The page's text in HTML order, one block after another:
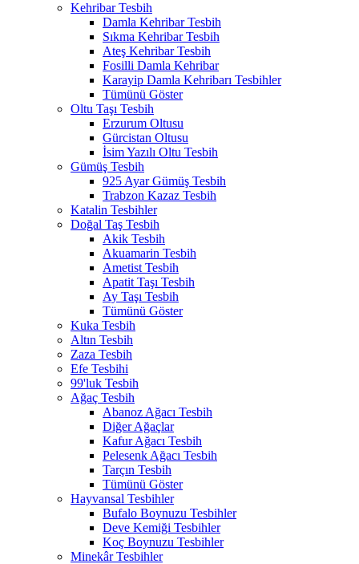
Kehribar Tesbih
Damla Kehribar Tesbih
Sıkma Kehribar Tesbih
Ateş Kehribar Tesbih
Fosilli Damla Kehribar
Karayip Damla Kehribarı Tesbihler
Tümünü Göster
Oltu Taşı Tesbih
Erzurum Oltusu
Gürcistan Oltusu
İsim Yazılı Oltu Tesbih
Gümüş Tesbih
925 Ayar Gümüş Tesbih
Trabzon Kazaz Tesbih
Katalin Tesbihler
Doğal Taş Tesbih
Akik Tesbih
Akuamarin Tesbih
Ametist Tesbih
Apatit Taşı Tesbih
Ay Taşı Tesbih
Tümünü Göster
Kuka Tesbih
Altın Tesbih
Zaza Tesbih
Efe Tesbihi
99'luk Tesbih
Ağaç Tesbih
Abanoz Ağacı Tesbih
Diğer Ağaçlar
Kafur Ağacı Tesbih
Pelesenk Ağacı Tesbih
Tarçın Tesbih
Tümünü Göster
Hayvansal Tesbihler
Bufalo Boynuzu Tesbihler
Deve Kemiği Tesbihler
Koç Boynuzu Tesbihler
Minekâr Tesbihler